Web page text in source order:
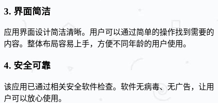
3. 界面简洁
应用界面设计简洁清晰。用户可以通过简单的操作找到需要的
内容。整体布局容易上手，方便不同年龄的用户使用。
4. 安全可靠
该应用已通过相关安全软件检查。软件无病毒、无广告，让用
户可以放心使用。